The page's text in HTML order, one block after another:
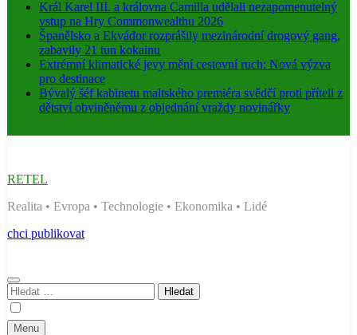
Král Karel III. a královna Camilla udělali nezapomenutelný
vstup na Hry Commonwealthu 2026
Španělsko a Ekvádor rozprášily mezinárodní drogový gang,
zabavily 21 tun kokainu
Extrémní klimatické jevy mění cestovní ruch: Nová výzva
pro destinace
Bývalý šéf kabinetu maltského premiéra svědčí proti příteli z
dětství obviněnému z objednání vraždy novinářky
RETEL
Realita • Evropa • Technologie • Ekonomika • Lidé
chci publikovat
Vyhledávání
Menu